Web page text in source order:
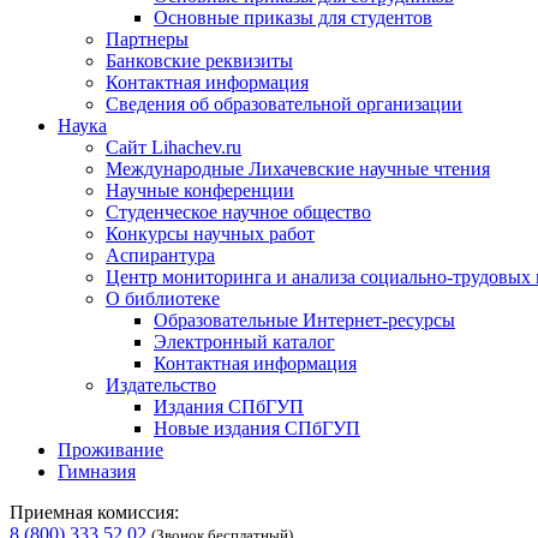
Основные приказы для студентов
Партнеры
Банковские реквизиты
Контактная информация
Сведения об образовательной организации
Наука
Сайт Lihachev.ru
Международные Лихачевские научные чтения
Научные конференции
Студенческое научное общество
Конкурсы научных работ
Аспирантура
Центр мониторинга и анализа социально-трудовых
О библиотеке
Образовательные Интернет-ресурсы
Электронный каталог
Контактная информация
Издательство
Издания СПбГУП
Новые издания СПбГУП
Проживание
Гимназия
Приемная комиссия:
8 (800) 333 52 02